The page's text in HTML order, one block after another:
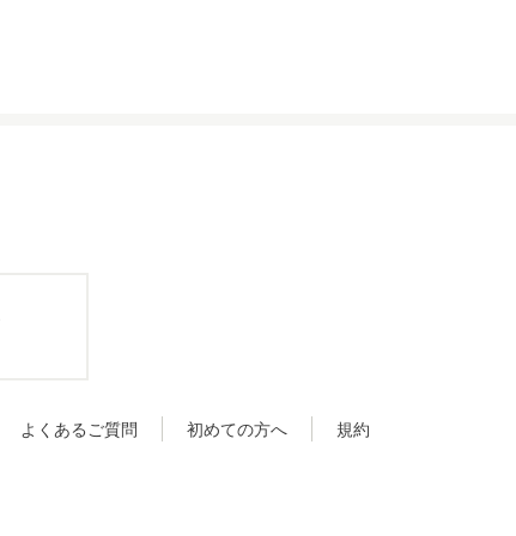
よくあるご質問 初めての方へ 規約